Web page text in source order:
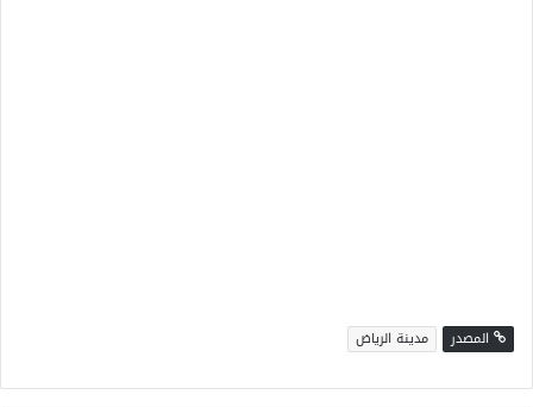
المصدر مدينة الرياض